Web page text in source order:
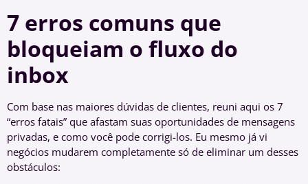
7 erros comuns que
bloqueiam o fluxo do
inbox
Com base nas maiores dúvidas de clientes, reuni aqui os 7
“erros fatais” que afastam suas oportunidades de mensagens
privadas, e como você pode corrigi-los. Eu mesmo já vi
negócios mudarem completamente só de eliminar um desses
obstáculos: